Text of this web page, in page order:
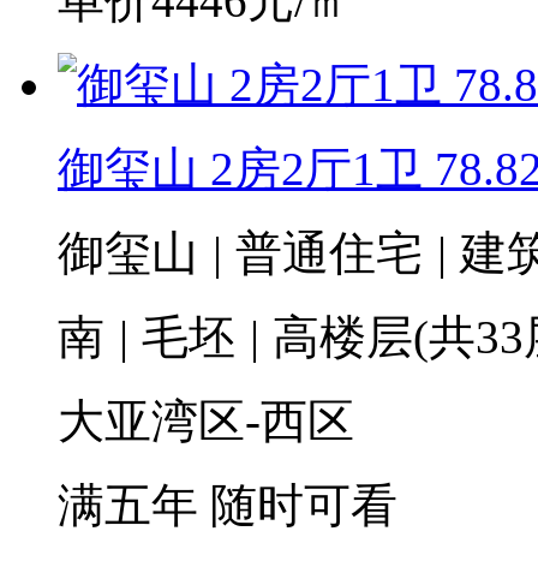
御玺山 2房2厅1卫
御玺山 | 普通住宅 | 建
南 | 毛坯 | 高楼层(共
大亚湾区-西区
满五年 随时可看